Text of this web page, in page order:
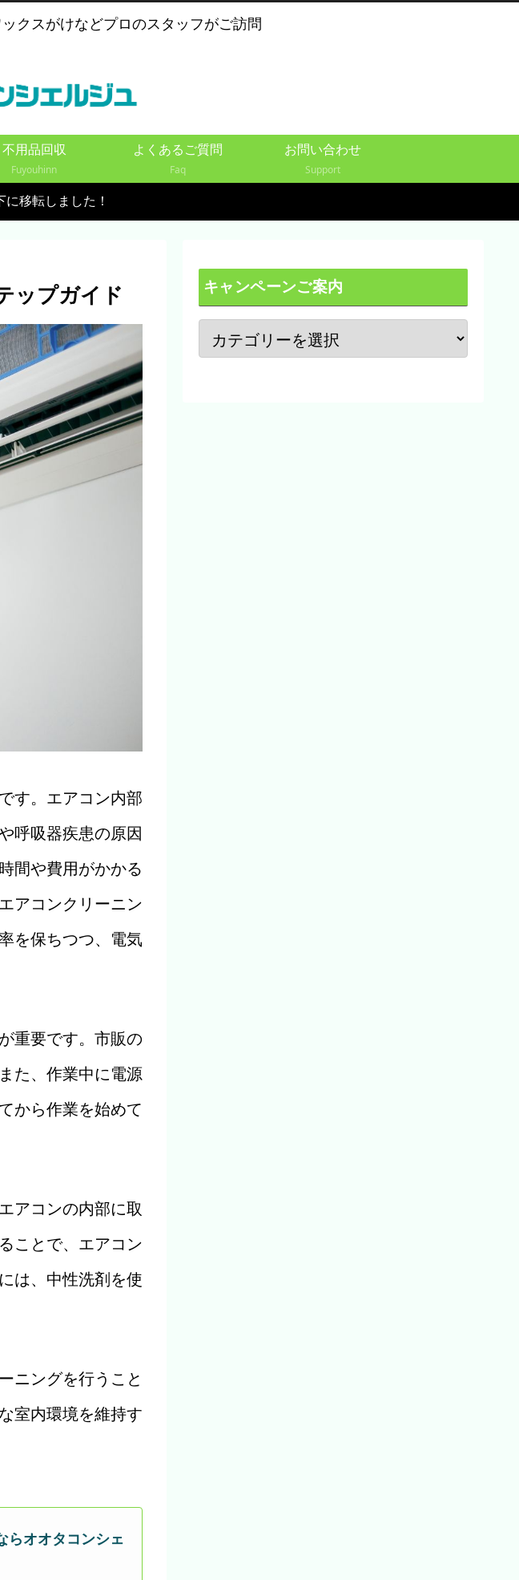
クスがけなどプロのスタッフがご訪問
不用品回収
Fuyouhinn
よくあるご質問
Faq
お問い合わせ
Support
移転しました！
ップガイド
す。エアコン内部
呼吸器疾患の原因
間や費用がかかる
アコンクリーニン
を保ちつつ、電気
重要です。市販の
た、作業中に電源
から作業を始めて
アコンの内部に取
ことで、エアコン
は、中性洗剤を使
ニングを行うこと
室内環境を維持す
らオオタコンシェ
キャンペーンご案内